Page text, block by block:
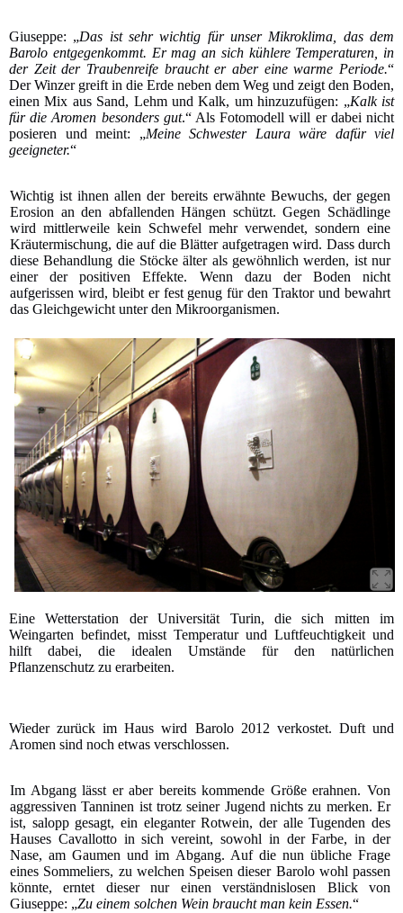
Giuseppe: „Das ist sehr wichtig für unser Mikroklima, das dem
Barolo entgegenkommt. Er mag an sich kühlere Temperaturen, in
der Zeit der Traubenreife braucht er aber eine warme Periode.“
Der Winzer greift in die Erde neben dem Weg und zeigt den Boden,
einen Mix aus Sand, Lehm und Kalk, um hinzuzufügen: „Kalk ist
für die Aromen besonders gut.“ Als Fotomodell will er dabei nicht
posieren und meint: „Meine Schwester Laura wäre dafür viel
geeigneter.“
Wichtig ist ihnen allen der bereits erwähnte Bewuchs, der gegen
Erosion an den abfallenden Hängen schützt. Gegen Schädlinge
wird mittlerweile kein Schwefel mehr verwendet, sondern eine
Kräutermischung, die auf die Blätter aufgetragen wird. Dass durch
diese Behandlung die Stöcke älter als gewöhnlich werden, ist nur
einer der positiven Effekte. Wenn dazu der Boden nicht
aufgerissen wird, bleibt er fest genug für den Traktor und bewahrt
das Gleichgewicht unter den Mikroorganismen.
Eine Wetterstation der Universität Turin, die sich mitten im
Weingarten befindet, misst Temperatur und Luftfeuchtigkeit und
hilft dabei, die idealen Umstände für den natürlichen
Pflanzenschutz zu erarbeiten.
Wieder zurück im Haus wird Barolo 2012 verkostet. Duft und
Aromen sind noch etwas verschlossen.
Im Abgang lässt er aber bereits kommende Größe erahnen. Von
aggressiven Tanninen ist trotz seiner Jugend nichts zu merken. Er
ist, salopp gesagt, ein eleganter Rotwein, der alle Tugenden des
Hauses Cavallotto in sich vereint, sowohl in der Farbe, in der
Nase, am Gaumen und im Abgang. Auf die nun übliche Frage
eines Sommeliers, zu welchen Speisen dieser Barolo wohl passen
könnte, erntet dieser nur einen verständnislosen Blick von
Giuseppe: „Zu einem solchen Wein braucht man kein Essen.“